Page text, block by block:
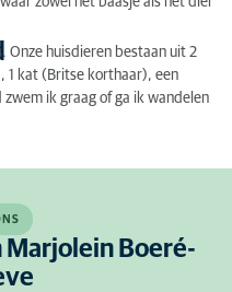
Onze huisdieren bestaan uit 2
1 kat (Britse korthaar), een
ik graag of ga ik wandelen
Marjolein Boeré-